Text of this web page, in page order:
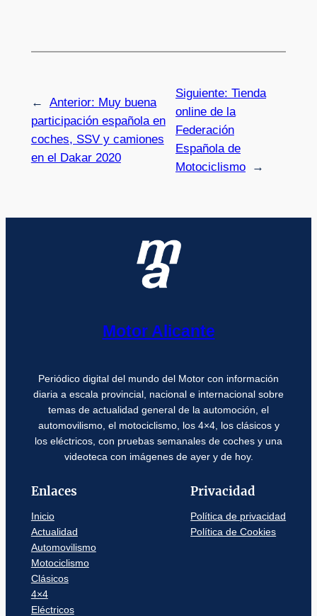
← Anterior: Muy buena
participación española en
coches, SSV y camiones
en el Dakar 2020
Siguiente:Tienda
online de la
Federación
Española de
Motociclismo
→
Motor Alicante
Periódico digital del mundo del Motor con información
diaria a escala provincial, nacional e internacional sobre
temas de actualidad general de la automoción, el
automovilismo, el motociclismo, los 4×4, los clásicos y
los eléctricos, con pruebas semanales de coches y una
videoteca con imágenes de ayer y de hoy.
Enlaces
Inicio
Actualidad
Automovilismo
Motociclismo
Clásicos
4×4
Eléctricos
Privacidad
Política de privacidad
Política de Cookies